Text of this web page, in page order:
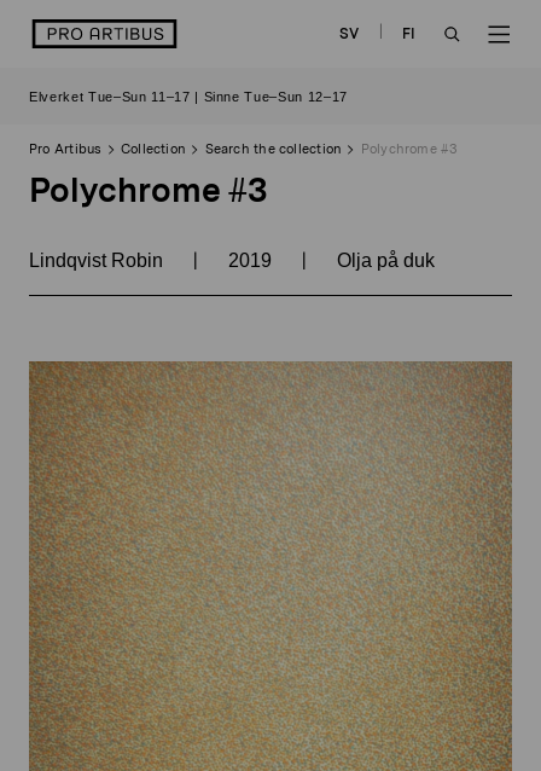
logo SV
FI
Elverket Tue–Sun 11–17 | Sinne Tue–Sun 12–17
Pro Artibus Collection Search the collection Polychrome #3
Polychrome #3
Lindqvist Robin | 2019 | Olja på duk